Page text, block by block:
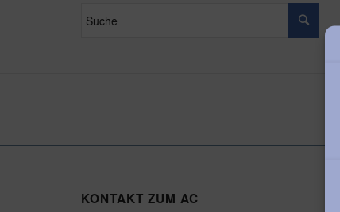
KONTAKT ZUM AC